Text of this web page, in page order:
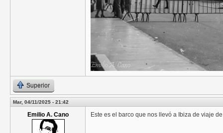
Superior
Mar, 04/11/2025 - 21:42
Emilio A. Cano Este es el barco que nos llevó a Ibiza de viaje